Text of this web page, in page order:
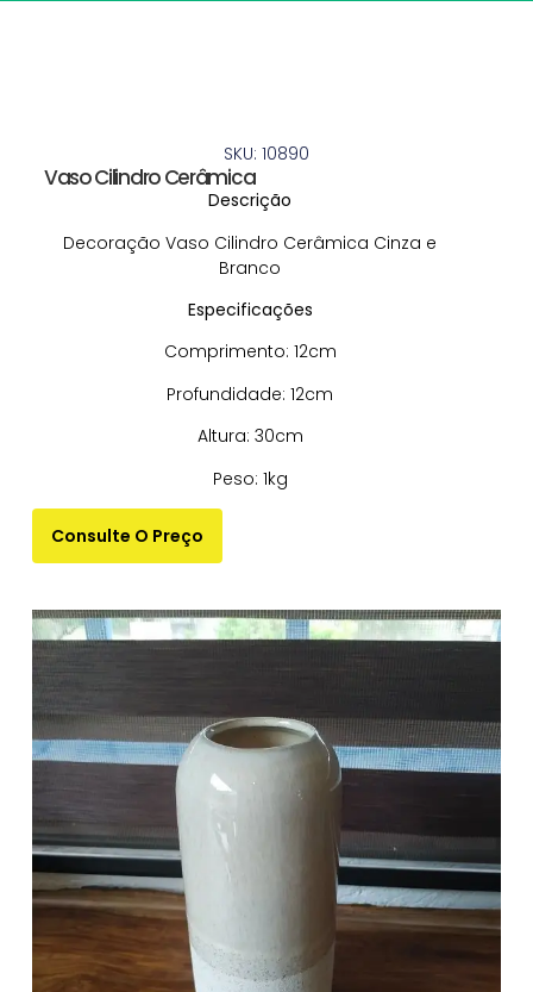
SKU: 10890
Vaso Cilindro Cerâmica
Descrição
Decoração Vaso Cilindro Cerâmica Cinza e
Branco
Especificações
Comprimento: 12cm
Profundidade: 12cm
Altura: 30cm
Peso: 1kg
Consulte O Preço